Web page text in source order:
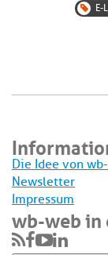
E-
Die Idee von
Newsletter
Impressum
wb-web in